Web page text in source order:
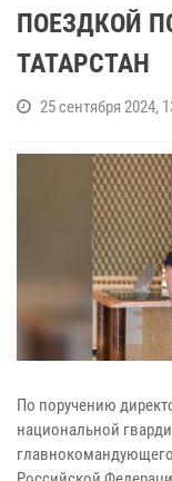
ПОЕЗДКОЙ
ТАТАРСТАН
25 сентября 2024,
По поручению
национальной